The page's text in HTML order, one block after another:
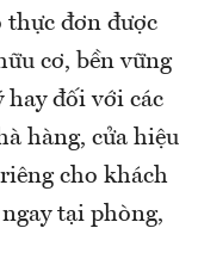
thực đơn được
cơ, bền vững
đối với các
hàng, cửa hiệu
cho khách
tại phòng,